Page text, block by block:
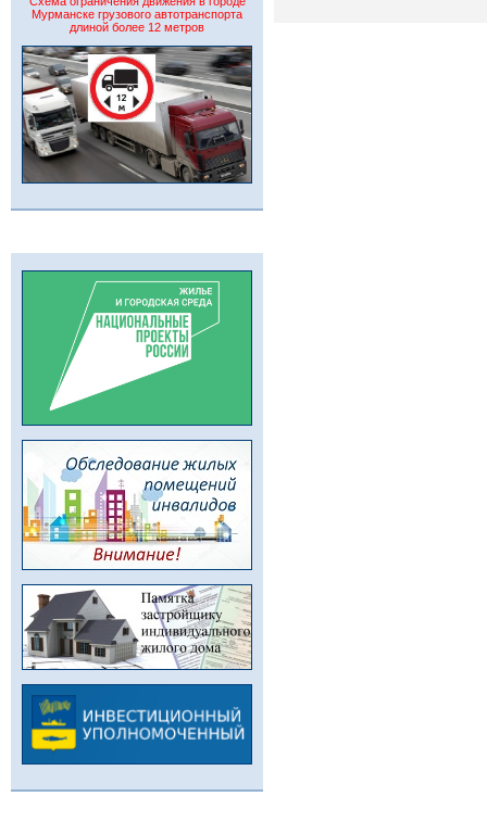
Мурманске грузового автотранспорта
длиной более 12 метров